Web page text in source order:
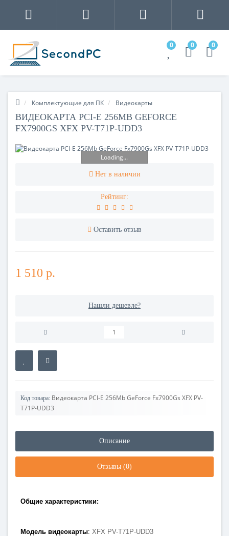
0 0 0
Комплектующие для ПК Видеокарты
ВИДЕОКАРТА PCI-E 256MB GEFORCE
FX7900GS XFX PV-T71P-UDD3
Loading...
Нет в наличии
Рейтинг:
Оставить отзыв
1 510 р.
Нашли дешевле?
Код товара: Видеокарта PCI-E 256Mb GeForce Fx7900Gs XFX PV-
T71P-UDD3
Описание
Отзывы (0)
Общие характеристики:
Модель видеокарты: XFX PV-T71P-UDD3